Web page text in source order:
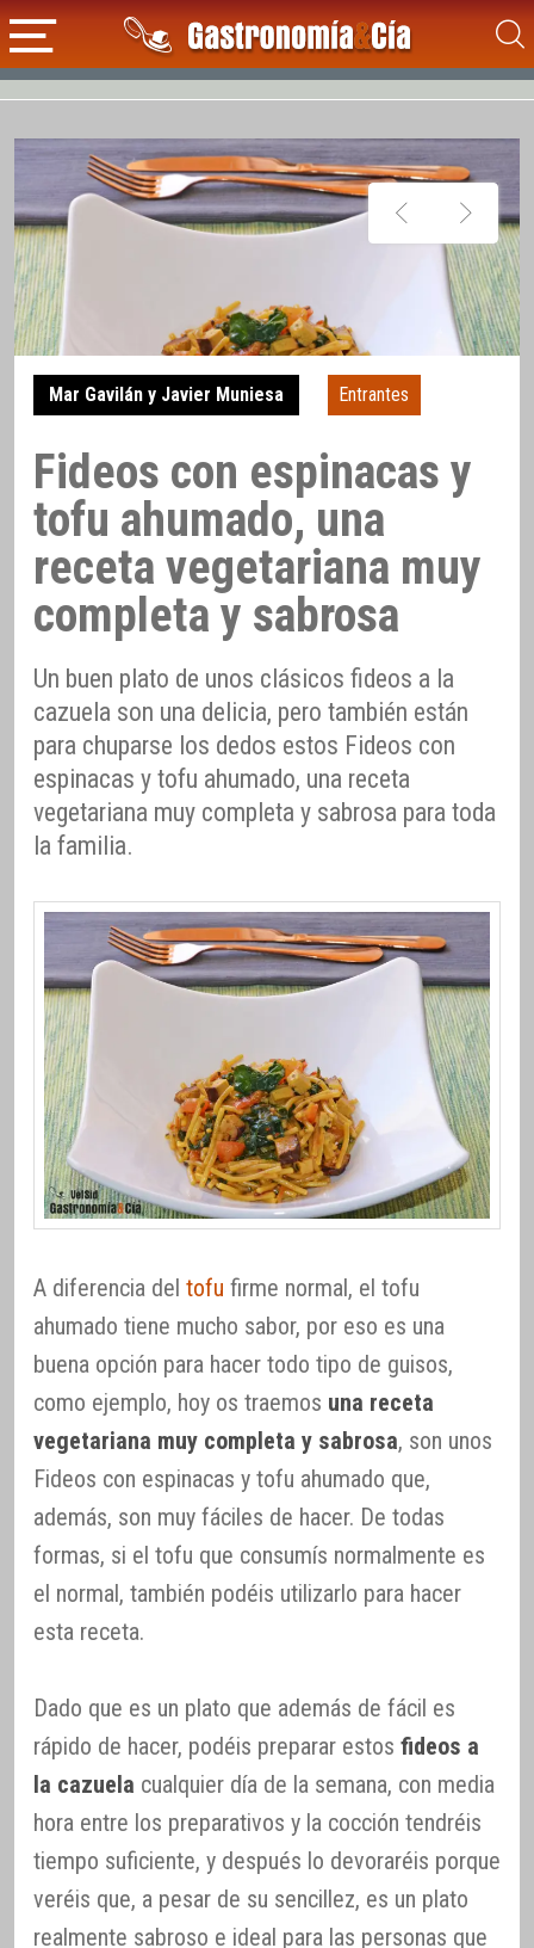
Mar Gavilán y Javier Muniesa Entrantes
Fideos con espinacas y
tofu ahumado, una
receta vegetariana muy
completa y sabrosa
Un buen plato de unos clásicos fideos a la
cazuela son una delicia, pero también están
para chuparse los dedos estos Fideos con
espinacas y tofu ahumado, una receta
vegetariana muy completa y sabrosa para toda
la familia.
A diferencia del tofu firme normal, el tofu
ahumado tiene mucho sabor, por eso es una
buena opción para hacer todo tipo de guisos,
como ejemplo, hoy os traemos una receta
vegetariana muy completa y sabrosa, son unos
Fideos con espinacas y tofu ahumado que,
además, son muy fáciles de hacer. De todas
formas, si el tofu que consumís normalmente es
el normal, también podéis utilizarlo para hacer
esta receta.
Dado que es un plato que además de fácil es
rápido de hacer, podéis preparar estos fideos a
la cazuela cualquier día de la semana, con media
hora entre los preparativos y la cocción tendréis
tiempo suficiente, y después lo devoraréis porque
veréis que, a pesar de su sencillez, es un plato
realmente sabroso e ideal para las personas que